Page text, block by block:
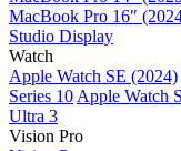
MacBook Pro 16″
Studio Display
Watch
Apple Watch SE (2024)
Series 10 Apple Watch
Ultra 3
Vision Pro